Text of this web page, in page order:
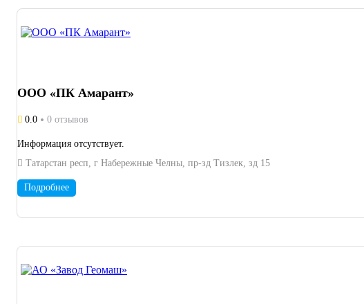
ООО «ПК Амарант»
0.0 0 отзывов
Информация отсутствует.
Татарстан респ, г Набережные Челны, пр-зд Тизлек, зд 15
Подробнее